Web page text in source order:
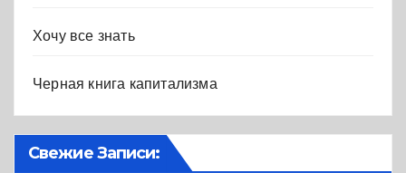
Хочу все знать
Черная книга капитализма
Свежие Записи: